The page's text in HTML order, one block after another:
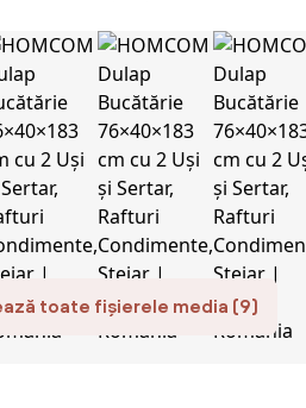
toate fișierele media (9)